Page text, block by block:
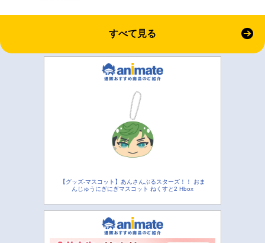
すべて見る
【グッズ-マスコット】あんさんぶるスターズ！！ おま
んじゅうにぎにぎマスコット ねくすと2 Hbox